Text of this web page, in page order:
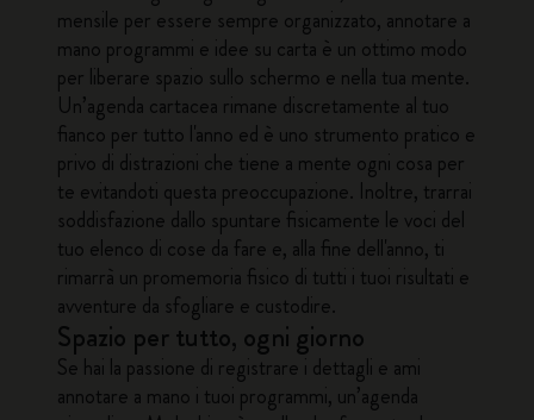
mensile per essere sempre organizzato, annotare a
mano programmi e idee su carta è un ottimo modo
per liberare spazio sullo schermo e nella tua mente.
Un’agenda cartacea rimane discretamente al tuo
fianco per tutto l'anno ed è uno strumento pratico e
privo di distrazioni che tiene a mente ogni cosa per
te evitandoti questa preoccupazione. Inoltre, trarrai
soddisfazione dallo spuntare fisicamente le voci del
tuo elenco di cose da fare e, alla fine dell'anno, ti
rimarrà un promemoria fisico di tutti i tuoi risultati e
avventure da sfogliare e custodire.
Spazio per tutto, ogni giorno
Se hai la passione di registrare i dettagli e ami
annotare a mano i tuoi programmi, un’agenda